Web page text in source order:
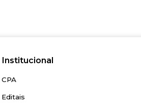
Institucional
CPA
Editais